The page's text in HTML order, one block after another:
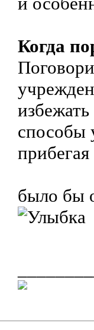
Когда
способы
было бы